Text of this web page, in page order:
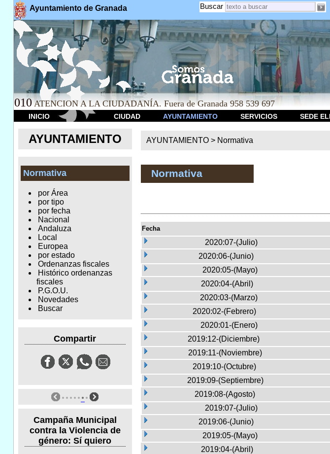
Ayuntamiento de Granada Buscar
010 ATENCION A LA CIUDADANÍA. Fuera de Granada 958 539 697
INICIO CIUDAD AYUNTAMIENTO SERVICIOS SEDE
AYUNTAMIENTO
Normativa
por Área
por tipo
por fecha
Nacional
Andaluza
Local
Europea
por estado
Ordenanzas fiscales
Histórico ordenanzas
fiscales
P.G.O.U.
Novedades
Buscar
Compartir
Campaña Municipal
contra la Violencia de
género: Sí quiero
AYUNTAMIENTO > Normativa
Normativa
Fecha
2020:07-(Julio)
2020:06-(Junio)
2020:05-(Mayo)
2020:04-(Abril)
2020:03-(Marzo)
2020:02-(Febrero)
2020:01-(Enero)
2019:12-(Diciembre)
2019:11-(Noviembre)
2019:10-(Octubre)
2019:09-(Septiembre)
2019:08-(Agosto)
2019:07-(Julio)
2019:06-(Junio)
2019:05-(Mayo)
2019:04-(Abril)